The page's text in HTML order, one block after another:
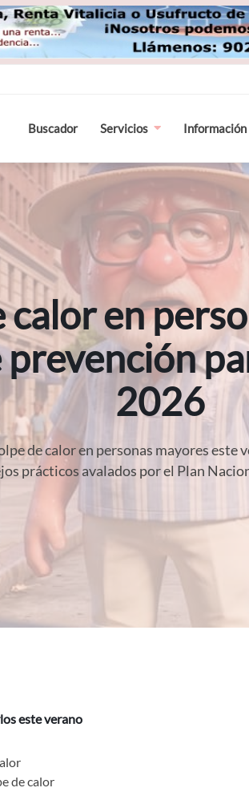
Buscador Servicios Información
calor en
prevención
2026
de calor en personas mayores este
prácticos avalados por el Plan
este verano
de calor